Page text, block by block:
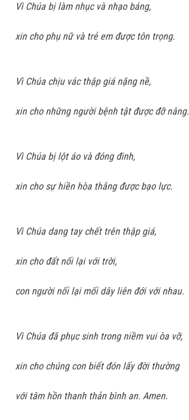
Vì Chúa bị làm nhục và nhạo báng,
xin cho phụ nữ và trẻ em được tôn trọng.
Vì Chúa chịu vác thập giá nặng nề,
xin cho những người bệnh tật được đỡ nâng.
Vì Chúa bị lột áo và đóng đinh,
xin cho sự hiền hòa thắng được bạo lực.
Vì Chúa dang tay chết trên thập giá,
xin cho đất nối lại với trời,
con người nối lại mối dây liên đới với nhau.
Vì Chúa đã phục sinh trong niềm vui òa vỡ,
xin cho chúng con biết đón lấy đời thường
với tâm hồn thanh thản bình an. Amen.